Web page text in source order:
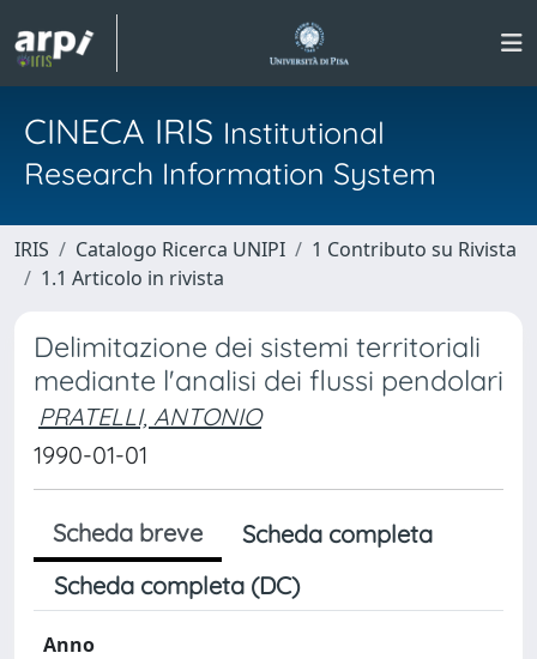
CINECA IRIS Institutional
Research Information System
IRIS Catalogo Ricerca UNIPI
1 Contributo su Rivista
1.1 Articolo in rivista
Delimitazione dei sistemi territoriali
mediante l'analisi dei flussi pendolari
PRATELLI, ANTONIO
1990-01-01
Scheda breve
Scheda completa
Scheda completa (DC)
Anno